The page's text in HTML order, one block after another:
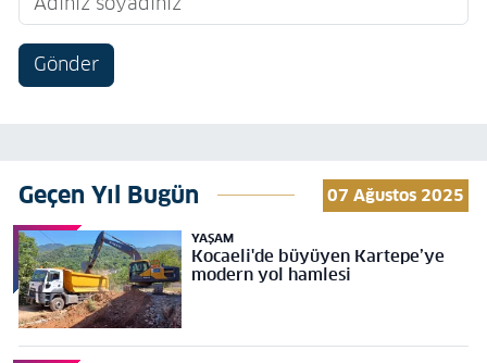
Gönder
Geçen Yıl Bugün 07 Ağustos 2025
YAŞAM
Kocaeli'de büyüyen Kartepe’ye
modern yol hamlesi